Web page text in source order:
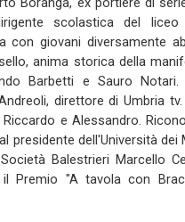
scolastica del
con giovani diversamente
anima storica della
Barbetti e Sauro
direttore di Umbria
e Alessandro.
dell'Università dei
Balestrieri Marcello
il Premio "A tavola con